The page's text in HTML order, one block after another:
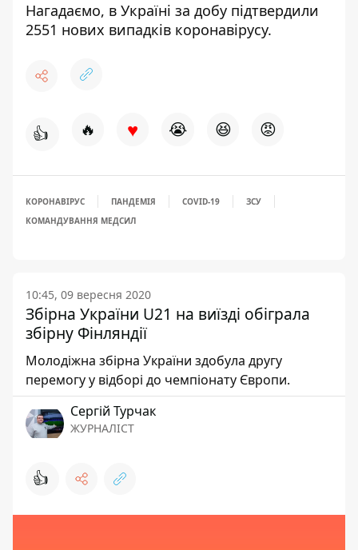
Нагадаємо, в Україні за добу підтвердили
2551 нових випадків коронавірусу.
👍 🔥 ♥ 😭 😆 😡
КОРОНАВІРУС ПАНДЕМІЯ COVID-19
ЗСУ
КОМАНДУВАННЯ МЕДСИЛ
10:45, 09 вересня 2020
Збірна України U21 на виїзді обіграла
збірну Фінляндії
Молодіжна збірна України здобула другу
перемогу у відборі до чемпіонату Європи.
Сергій Турчак
ЖУРНАЛІСТ
👍